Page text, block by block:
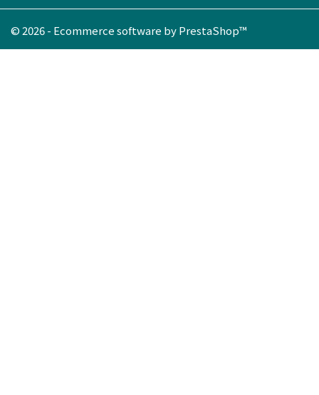
© 2026 - Ecommerce software by PrestaShop™